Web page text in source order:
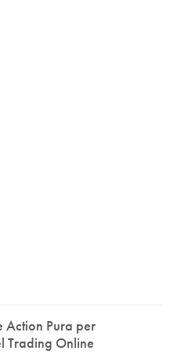
Action Pura per
Trading Online